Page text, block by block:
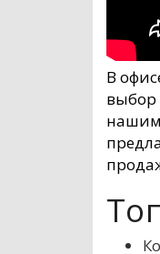
В
выбор
нашим